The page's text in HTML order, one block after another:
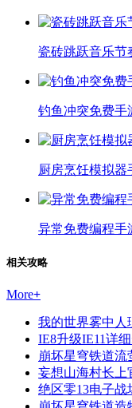
瓷砖跳跃音乐节
钓鱼冲突免费手
厨房烹饪模拟器
异常免费编程手
相关攻略
More+
我的世界雾中人
IE8升级IE11详
崩坏星穹铁道
妄想山海村长上
绝区零13电子